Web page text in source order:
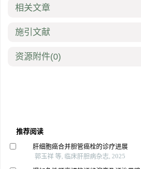
相关文章
施引文献
资源附件(0)
推荐阅读
肝细胞癌合并胆管癌栓的诊疗进展
郭玉祥 等, 临床肝胆病杂志, 2025